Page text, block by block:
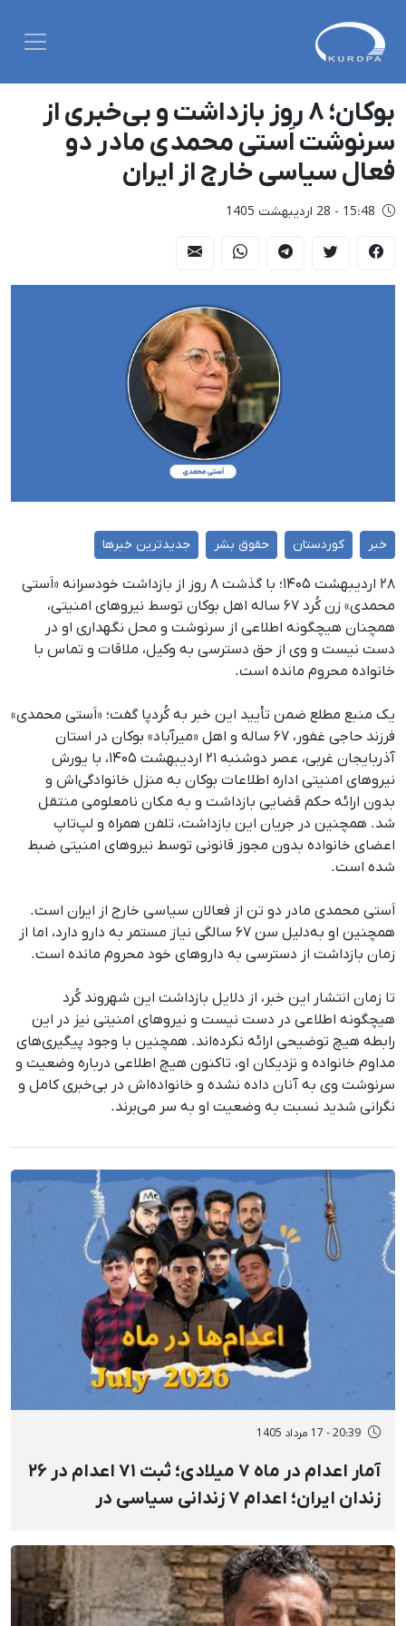
بوکان؛ ۸ روز بازداشت و بی‌خبری از
سرنوشت اَستی محمدی مادر دو
فعال سیاسی خارج از ایران
15:48 - 28 اردیبهشت 1405
خبر کوردستان حقوق بشر جدیدترین خبرها
۲۸ اردیبهشت ۱۴۰۵؛ با گذشت ۸ روز از بازداشت خودسرانه «اَستی
محمدی» زن کُرد ۶۷ ساله اهل بوکان توسط نیروهای امنیتی،
همچنان هیچگونه اطلاعی از سرنوشت و محل نگهداری او در
دست نیست و وی از حق دسترسی به وکیل، ملاقات و تماس با
خانواده محروم مانده است.
یک منبع مطلع ضمن تأیید این خبر به کُردپا گفت؛ «اَستی محمدی»
فرزند حاجی غفور، ۶۷ ساله و اهل «میرآباد» بوکان در استان
آذربایجان غربی، عصر دوشنبه ۲۱ اردیبهشت ۱۴۰۵، با یورش
نیروهای امنیتی اداره اطلاعات بوکان به منزل خانوادگی‌اش و
بدون ارائه حکم قضایی بازداشت و به مکان نامعلومی منتقل
شد. همچنین در جریان این بازداشت، تلفن همراه و لپ‌تاپ
اعضای خانواده بدون مجوز قانونی توسط نیروهای امنیتی ضبط
شده است.
اَستی محمدی مادر دو تن از فعالان سیاسی خارج از ایران است.
همچنین او به‌دلیل سن ۶۷ سالگی نیاز مستمر به دارو دارد، اما از
زمان بازداشت از دسترسی به داروهای خود محروم مانده است.
تا زمان انتشار این خبر، از دلایل بازداشت این شهروند کُرد
هیچگونه اطلاعی در دست نیست و نیروهای امنیتی نیز در این
رابطه هیچ توضیحی ارائه نکرده‌اند. همچنین با وجود پیگیری‌های
مداوم خانواده و نزدیکان او، تاکنون هیچ اطلاعی درباره وضعیت و
سرنوشت وی به آنان داده نشده و خانواده‌اش در بی‌خبری کامل و
نگرانی شدید نسبت به وضعیت او به سر می‌برند.
20:39 - 17 مرداد 1405
آمار اعدام در ماه ۷ میلادی؛ ثبت ۷۱ اعدام در ۲۶
زندان ایران؛ اعدام ۷ زندانی سیاسی در